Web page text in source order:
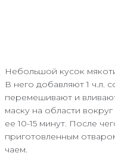
Небольшой кусок
В него добавляют 1 ч.л.
перемешивают и
маску на области
ее 10-15 минут. После
приготовленным
чаем.